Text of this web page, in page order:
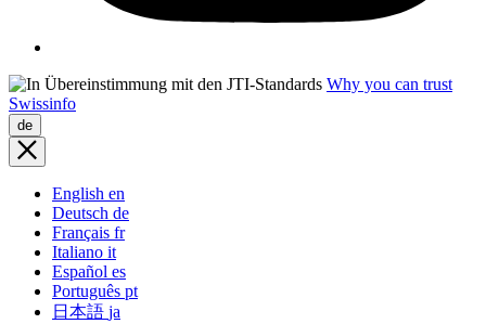
Why you can trust
Swissinfo
de
English en
Deutsch de
Français fr
Italiano it
Español es
Português pt
日本語 ja